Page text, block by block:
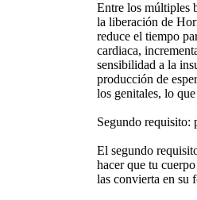
Entre los múltiples
la liberación de
reduce el tiempo
cardiaca,
sensibilidad a la
producción de
los genitales, lo
Segundo requisito:
El segundo
hacer que tu
las convierta en su